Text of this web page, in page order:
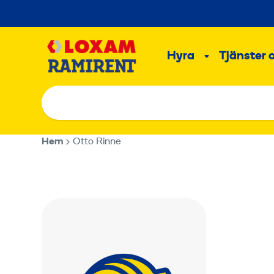
till
Hyra Undermeny
Tjänster
Hem Otto Rinne